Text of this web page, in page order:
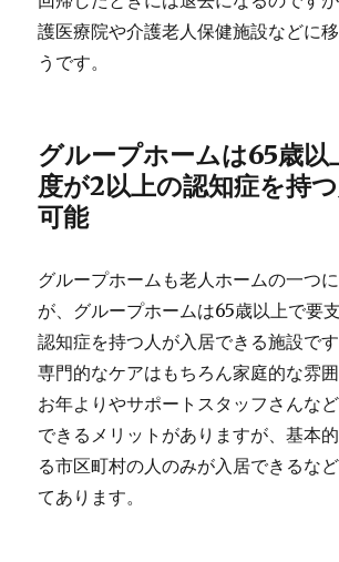
護医療院や介護老人保健施設などに
うです。
グループホームは65歳以
度が2以上の認知症を持
可能
グループホームも老人ホームの一つ
が、グループホームは65歳以上で要
認知症を持つ人が入居できる施設です
専門的なケアはもちろん家庭的な雰
お年よりやサポートスタッフさんな
できるメリットがありますが、基本
る市区町村の人のみが入居できるな
てあります。